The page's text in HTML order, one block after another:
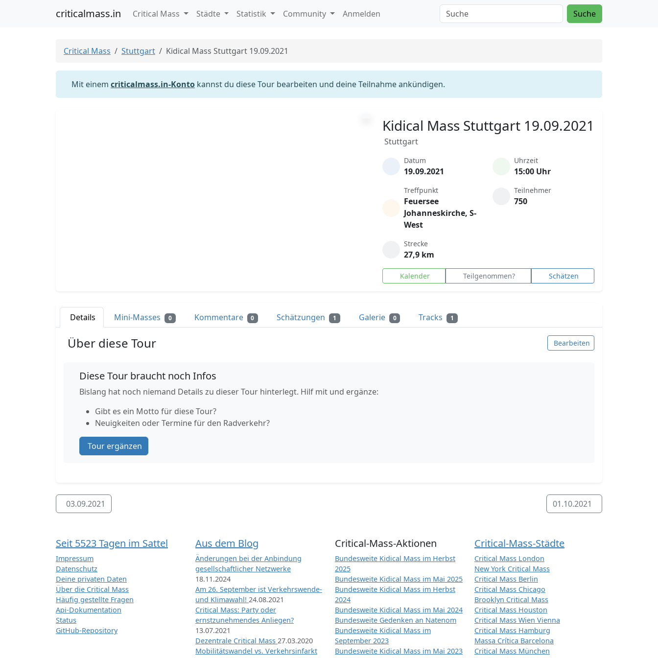
criticalmass.in Critical Mass Städte Statistik Community Anmelden Suche
Critical Mass Stuttgart Kidical Mass Stuttgart 19.09.2021
Mit einem criticalmass.in-Konto kannst du diese Tour bearbeiten und deine Teilnahme ankündigen.
Kidical Mass Stuttgart 19.09.2021
Stuttgart
Datum
19.09.2021
Uhrzeit
15:00 Uhr
Treffpunkt
Feuersee
Johanneskirche, S-
West
Teilnehmer
750
Strecke
27,9 km
Kalender Teilgenommen? Schätzen
Details Mini-Masses 0 Kommentare 0 Schätzungen 1 Galerie 0 Tracks 1
Über diese Tour Bearbeiten
Diese Tour braucht noch Infos
Bislang hat noch niemand Details zu dieser Tour hinterlegt. Hilf mit und ergänze:
Gibt es ein Motto für diese Tour?
Neuigkeiten oder Termine für den Radverkehr?
Tour ergänzen
03.09.2021 01.10.2021
Seit 5523 Tagen im Sattel
Impressum
Datenschutz
Deine privaten Daten
Über die Critical Mass
Häufig gestellte Fragen
Api-Dokumentation
Status
GitHub-Repository
Aus dem Blog
Änderungen bei der Anbindung
gesellschaftlicher Netzwerke
18.11.2024
Am 26. September ist Verkehrswende-
und Klimawahl! 24.08.2021
Critical Mass: Party oder
ernstzunehmendes Anliegen?
13.07.2021
Dezentrale Critical Mass 27.03.2020
Mobilitätswandel vs. Verkehrsinfarkt
Critical-Mass-Aktionen
Bundesweite Kidical Mass im Herbst
2025
Bundesweite Kidical Mass im Mai 2025
Bundesweite Kidical Mass im Herbst
2024
Bundesweite Kidical Mass im Mai 2024
Bundesweite Gedenken an Natenom
Bundesweite Kidical Mass im
September 2023
Bundesweite Kidical Mass im Mai 2023
Critical-Mass-Städte
Critical Mass London
New York Critical Mass
Critical Mass Berlin
Critical Mass Chicago
Brooklyn Critical Mass
Critical Mass Houston
Critical Mass Wien Vienna
Critical Mass Hamburg
Massa Crítica Barcelona
Critical Mass München